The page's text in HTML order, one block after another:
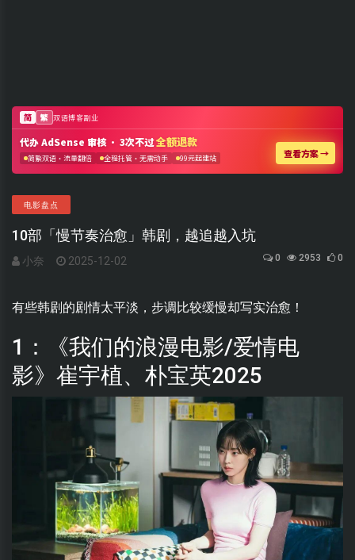
电影盘点
10部「慢节奏治愈」韩剧，越追越入坑
小奈 2025-12-02 0 2953 0
有些韩剧的剧情太平淡，步调比较缓慢却写实治愈！
1：《我们的浪漫电影/爱情电
影》崔宇植、朴宝英2025